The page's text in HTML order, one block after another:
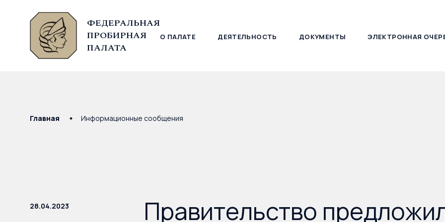
ФЕДЕРАЛЬНАЯ
ПРОБИРНАЯ
ПАЛАТА
О ПАЛАТЕ ДЕЯТЕЛЬНОСТЬ ДОКУМЕНТЫ ЭЛЕКТРОННАЯ
© Федеральная пробирная палата, 2026
Главная Информационные сообщения
28.04.2023 Правительство